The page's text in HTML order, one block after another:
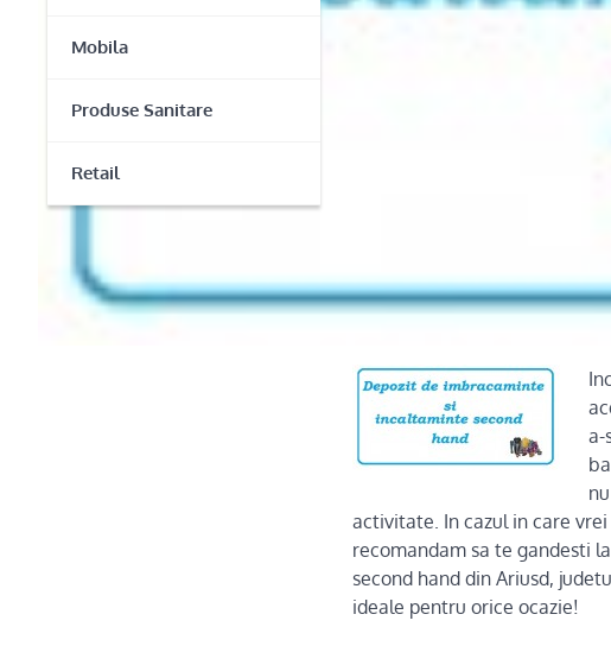
Mobila
Produse Sanitare
Retail
a-
activitate. In cazul in care
recomandam sa te gandesti
second hand din Ariusd,
ideale pentru orice ocazie!